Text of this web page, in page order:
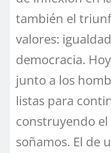
también el
valores:
democracia.
junto a los
listas para
construyendo
soñamos. El de